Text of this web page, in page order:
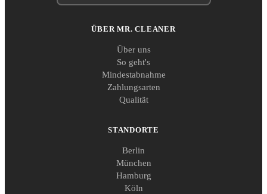
ÜBER MR. CLEANER
Über uns
So geht's
Mindestabnahme
Zahlungsarten
Qualität
STANDORTE
Berlin
München
Hamburg
Köln